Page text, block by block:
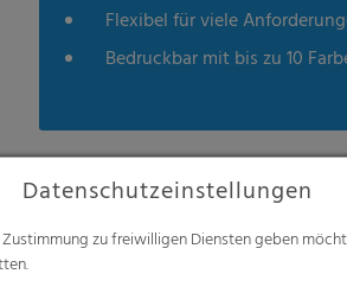
Flexibel für viele
Bedruckbar mit bis zu 10
Datenschutzeinstellungen
zu freiwilligen Diensten geben